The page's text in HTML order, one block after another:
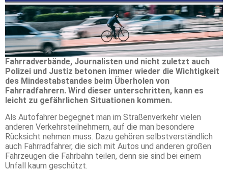
Fahrradverbände, Journalisten und nicht zuletzt auch
Polizei und Justiz betonen immer wieder die Wichtigkeit
des Mindestabstandes beim Überholen von
Fahrradfahrern. Wird dieser unterschritten, kann es
leicht zu gefährlichen Situationen kommen.
Als Autofahrer begegnet man im Straßenverkehr vielen
anderen Verkehrsteilnehmern, auf die man besondere
Rücksicht nehmen muss. Dazu gehören selbstverständlich
auch Fahrradfahrer, die sich mit Autos und anderen großen
Fahrzeugen die Fahrbahn teilen, denn sie sind bei einem
Unfall kaum geschützt.